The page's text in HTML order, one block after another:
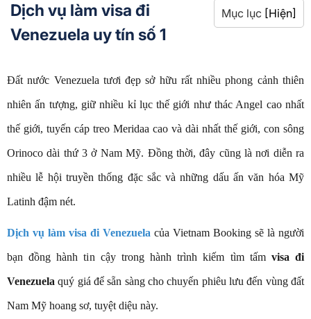
Mục lục [Hiện]
Dịch vụ làm visa đi
Venezuela uy tín số 1
Đất nước Venezuela tươi đẹp sở hữu rất nhiều phong cảnh thiên
nhiên ấn tượng, giữ nhiều kỉ lục thế giới như thác Angel cao nhất
thế giới, tuyến cáp treo Meridaa cao và dài nhất thế giới, con sông
Orinoco dài thứ 3 ở Nam Mỹ. Đồng thời, đây cũng là nơi diễn ra
nhiều lễ hội truyền thống đặc sắc và những dấu ấn văn hóa Mỹ
Latinh đậm nét.
Dịch vụ làm visa đi Venezuela của Vietnam Booking sẽ là người
bạn đồng hành tin cậy trong hành trình kiếm tìm tấm visa đi
Venezuela quý giá để sẵn sàng cho chuyến phiêu lưu đến vùng đất
Nam Mỹ hoang sơ, tuyệt diệu này.